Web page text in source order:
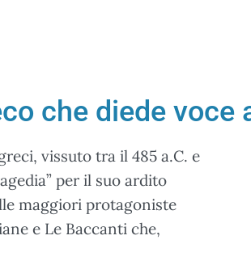
che diede voce
vissuto tra il 485 a.C. e
per il suo ardito
maggiori protagoniste
e Le Baccanti che,